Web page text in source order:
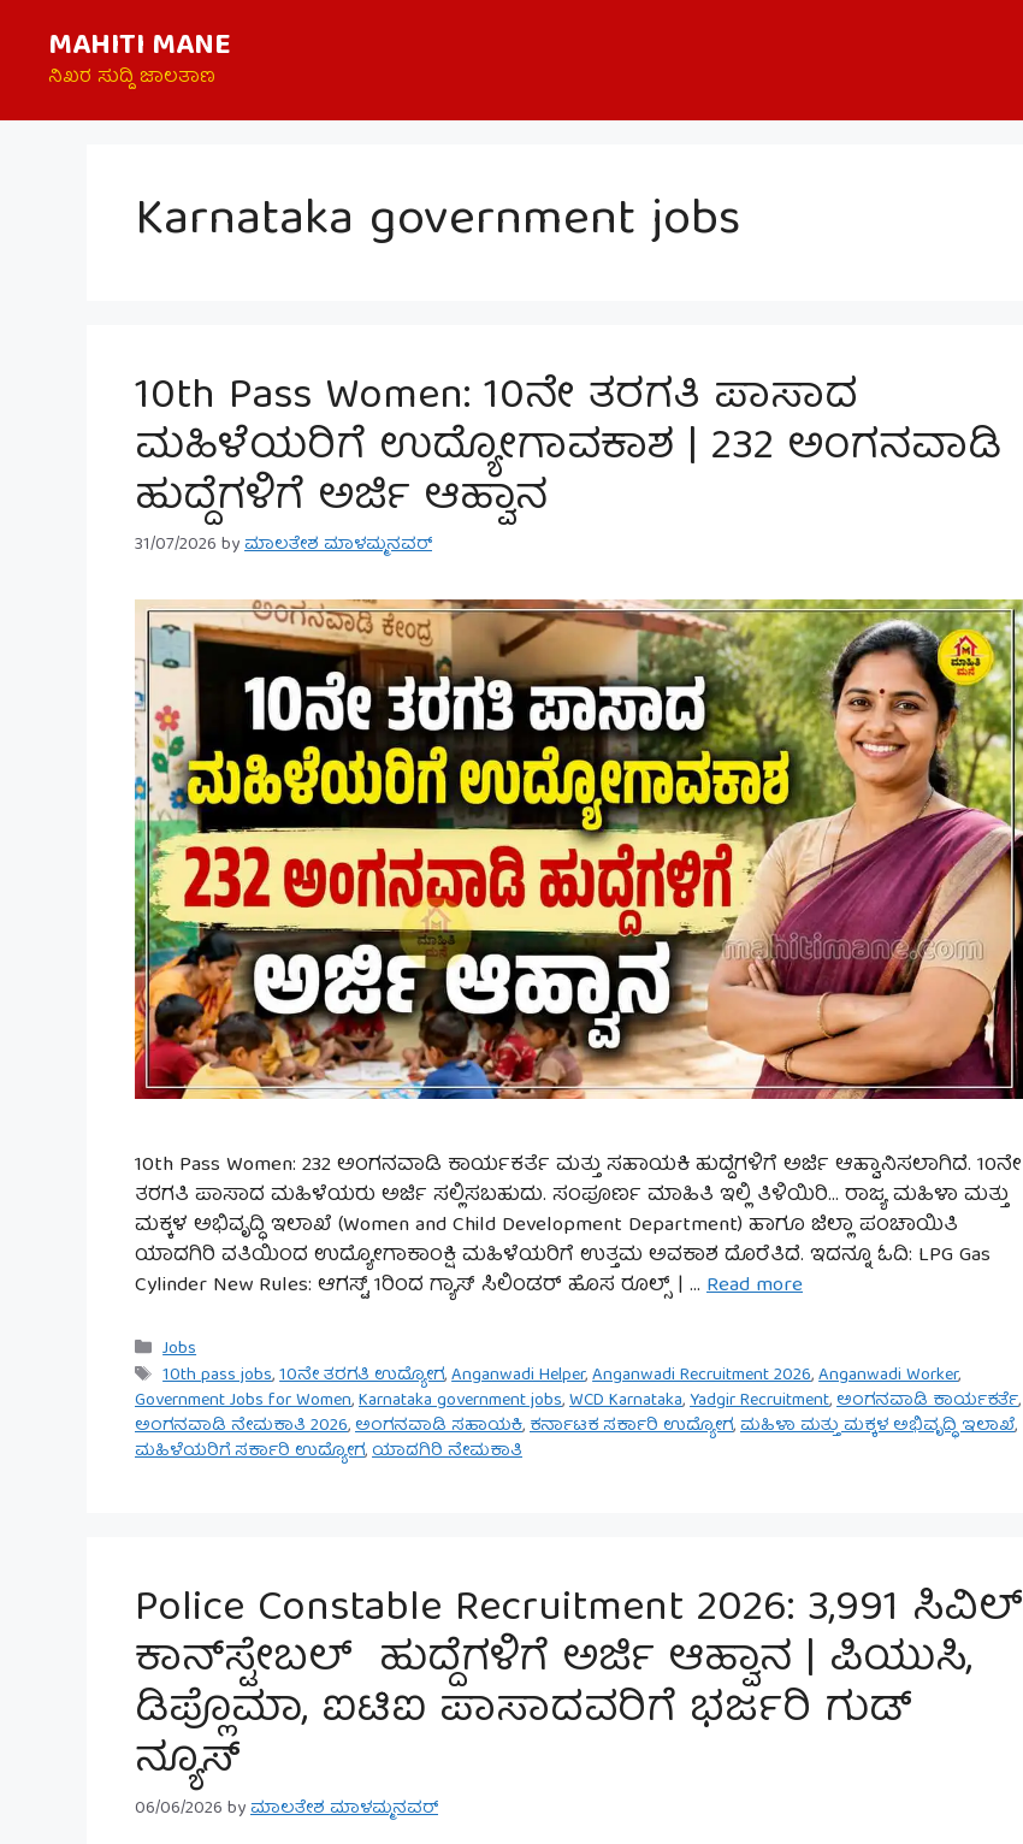
content
MAHITI MANE
ನಿಖರ ಸುದ್ದಿ ಜಾಲತಾಣ
Karnataka government jobs
10th Pass Women: 10ನೇ ತರಗತಿ ಪಾಸಾದ
ಮಹಿಳೆಯರಿಗೆ ಉದ್ಯೋಗಾವಕಾಶ | 232 ಅಂಗನವಾಡಿ
ಹುದ್ದೆಗಳಿಗೆ ಅರ್ಜಿ ಆಹ್ವಾನ
31/07/2026byಮಾಲತೇಶ ಮಾಳಮ್ಮನವರ್
10th Pass Women: 232 ಅಂಗನವಾಡಿ ಕಾರ್ಯಕರ್ತೆ ಮತ್ತು ಸಹಾಯಕಿ ಹುದ್ದೆಗಳಿಗೆ ಅರ್ಜಿ ಆಹ್ವಾನಿಸಲಾಗಿದೆ. 10ನೇ
ತರಗತಿ ಪಾಸಾದ ಮಹಿಳೆಯರು ಅರ್ಜಿ ಸಲ್ಲಿಸಬಹುದು. ಸಂಪೂರ್ಣ ಮಾಹಿತಿ ಇಲ್ಲಿ ತಿಳಿಯಿರಿ… ರಾಜ್ಯ ಮಹಿಳಾ ಮತ್ತು
ಮಕ್ಕಳ ಅಭಿವೃದ್ಧಿ ಇಲಾಖೆ (Women and Child Development Department) ಹಾಗೂ ಜಿಲ್ಲಾ ಪಂಚಾಯಿತಿ
ಯಾದಗಿರಿ ವತಿಯಿಂದ ಉದ್ಯೋಗಾಕಾಂಕ್ಷಿ ಮಹಿಳೆಯರಿಗೆ ಉತ್ತಮ ಅವಕಾಶ ದೊರೆತಿದೆ. ಇದನ್ನೂ ಓದಿ: LPG Gas
Cylinder New Rules: ಆಗಸ್ಟ್ 1ರಿಂದ ಗ್ಯಾಸ್ ಸಿಲಿಂಡರ್ ಹೊಸ ರೂಲ್ಸ್ | … Read more
Categories
Jobs
Tags
10th pass jobs,10ನೇ ತರಗತಿ ಉದ್ಯೋಗ,Anganwadi Helper,Anganwadi Recruitment 2026,Anganwadi Worker,
Government Jobs for Women,Karnataka government jobs,WCD Karnataka,Yadgir Recruitment,ಅಂಗನವಾಡಿ ಕಾರ್ಯಕರ್ತೆ,
ಅಂಗನವಾಡಿ ನೇಮಕಾತಿ 2026,ಅಂಗನವಾಡಿ ಸಹಾಯಕಿ,ಕರ್ನಾಟಕ ಸರ್ಕಾರಿ ಉದ್ಯೋಗ,ಮಹಿಳಾ ಮತ್ತು ಮಕ್ಕಳ ಅಭಿವೃದ್ಧಿ ಇಲಾಖೆ,
ಮಹಿಳೆಯರಿಗೆ ಸರ್ಕಾರಿ ಉದ್ಯೋಗ,ಯಾದಗಿರಿ ನೇಮಕಾತಿ
Police Constable Recruitment 2026: 3,991 ಸಿವಿಲ್
ಕಾನ್‌ಸ್ಟೇಬಲ್‌ ಹುದ್ದೆಗಳಿಗೆ ಅರ್ಜಿ ಆಹ್ವಾನ | ಪಿಯುಸಿ,
ಡಿಪ್ಲೊಮಾ, ಐಟಿಐ ಪಾಸಾದವರಿಗೆ ಭರ್ಜರಿ ಗುಡ್
ನ್ಯೂಸ್
06/06/2026byಮಾಲತೇಶ ಮಾಳಮ್ಮನವರ್